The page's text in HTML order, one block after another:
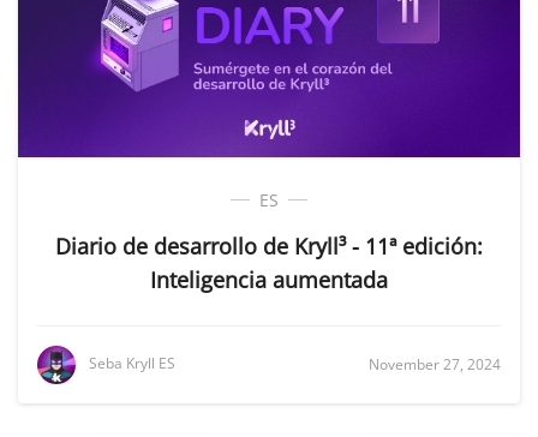
ES
Diario de desarrollo de Kryll³ - 11ª edición:
Inteligencia aumentada
Seba Kryll ES November 27, 2024